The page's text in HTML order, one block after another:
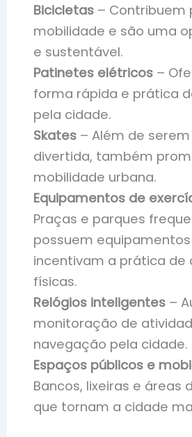
Bicicletas – Contribuem
mobilidade e são uma
e sustentável.
Patinetes elétricos –
forma rápida e prática
pela cidade.
Skates – Além de
divertida, também
mobilidade urbana.
Equipamentos de
Praças e parques
possuem
incentivam a prática de
físicas.
Relógios inteligentes –
monitoração de
navegação pela cidade.
Espaços públicos e
Bancos, lixeiras e áreas
que tornam a cidade